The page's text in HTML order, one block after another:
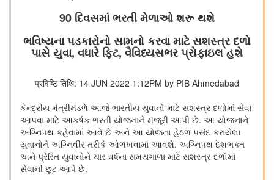
90 દિવસમાં ભરતી મેળાઓ શરૂ થશે
ભવિષ્યના પડકારોનો સામનો કરવા માટે સશસ્ત્ર દળો
પાસે યુવા, વધારે ફિટ, વૈવિધ્યસભર પ્રોફાઇલ હશે
प्रविष्टि तिथि: 14 JUN 2022 1:12PM by PIB Ahmedabad
કેન્દ્રીય મંત્રીમંડળે આજે ભારતીય યુવાનો માટે સશસ્ત્ર દળોમાં સેવા
આપવા માટે આકર્ષક ભરતી યોજનાને મંજૂરી આપી છે. આ યોજનાને
અગ્નિપથ કહેવામાં આવે છે અને આ યોજના હેઠળ પસંદ કરાયેલા
યુવાનોને અગ્નિવીર તરીકે ઓળખવામાં આવશે. અગ્નિપથ દેશભક્ત
અને પ્રેરિત યુવાનોને ચાર વર્ષના સમયગાળા માટે સશસ્ત્ર દળોમાં
સેવાની છૂટ આપે છે.